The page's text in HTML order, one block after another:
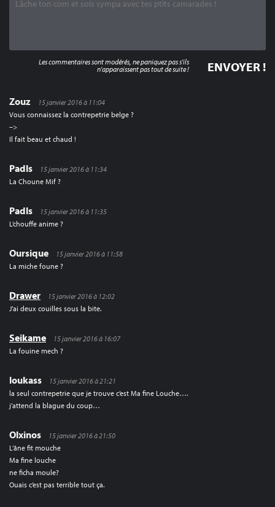
Zouz
15 janvier 2016 à 11:04
Vous connaissez la contrepetrie belge ?
–>
Il fait beau et chaud !
Padls
15 janvier 2016 à 11:34
La Choune Mif ?
Padls
15 janvier 2016 à 11:35
L’chouffe anime ?
Oursique
15 janvier 2016 à 11:58
La miche foune ?
Drawer
15 janvier 2016 à 12:02
J’ai deux couilles sous la bite.
Seikame
15 janvier 2016 à 16:07
La fouine mech ?
loukass
15 janvier 2016 à 21:21
la seul contrepetrie que je trouve c’est Ma fine Louche….
j’attend la blague du coup…
Olxinos
15 janvier 2016 à 21:50
L’âne fit mouche
Ma fine louche
ne ficha moule?
Ouais c’est pas terrible tout ça.
Les commentaires sont modérés, ne paniquez pas s'ils
n'apparaissent pas tout de suite !